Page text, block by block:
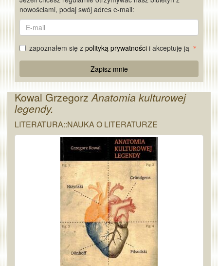
nowościami, podaj swój adres e-mail:
E-
mail
zapoznałem się z polityką prywatności i akceptuję ją
Captcha
Zapisz mnie
Kowal GrzegorzAnatomia kulturowej
legendy.
LITERATURA::NAUKA O LITERATURZE